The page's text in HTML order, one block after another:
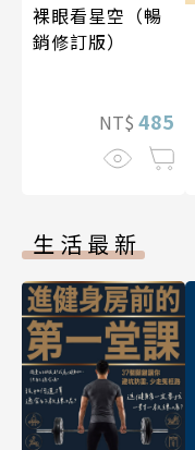
裸眼看星空（暢
銷修訂版）
NT$ 485
生活最新